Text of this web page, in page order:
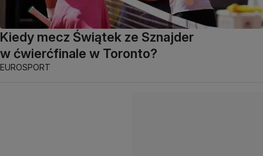
Kiedy mecz Świątek ze Sznajder
w ćwierćfinale w Toronto?
EUROSPORT